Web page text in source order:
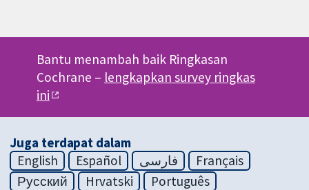
Bantu menambah baik Ringkasan
Cochrane – lengkapkan survey ringkas
ini
Juga terdapat dalam
English
Español فارسی
Français
Русский
Hrvatski
Português